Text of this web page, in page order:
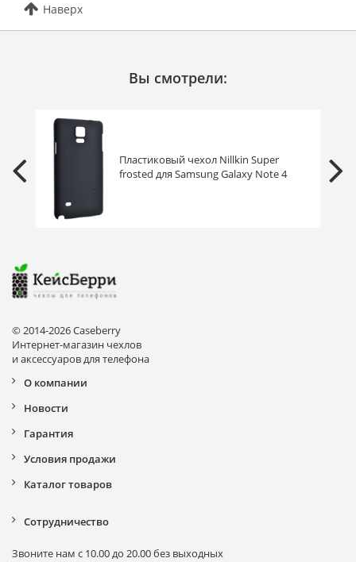
Наверх
Вы смотрели:
Пластиковый чехол Nillkin Super
frosted для Samsung Galaxy Note 4
© 2014-2026 Caseberry
Интернет-магазин чехлов
и аксессуаров для телефона
О компании
Новости
Гарантия
Условия продажи
Каталог товаров
Сотрудничество
Звоните нам с 10.00 до 20.00 без выходных